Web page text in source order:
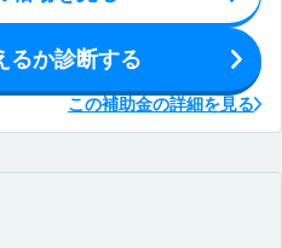
るか診断する
この補助金の詳細を見る